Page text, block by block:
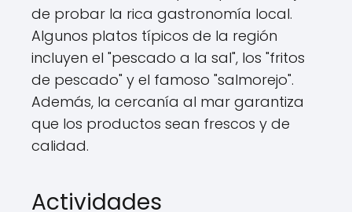
de probar la rica gastronomía local.
Algunos platos típicos de la región
incluyen el "pescado a la sal", los "fritos
de pescado" y el famoso "salmorejo".
Además, la cercanía al mar garantiza
que los productos sean frescos y de
calidad.
Actividades